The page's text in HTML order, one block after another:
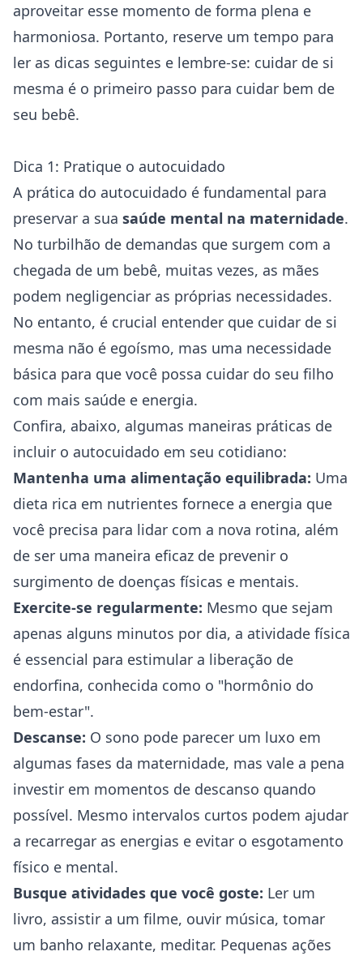
aproveitar esse momento de forma plena e
harmoniosa. Portanto, reserve um tempo para
ler as dicas seguintes e lembre-se: cuidar de si
mesma é o primeiro passo para cuidar bem de
seu bebê.
Dica 1: Pratique o autocuidado
A prática do autocuidado é fundamental para
preservar a sua saúde mental na maternidade.
No turbilhão de demandas que surgem com a
chegada de um bebê, muitas vezes, as mães
podem negligenciar as próprias necessidades.
No entanto, é crucial entender que cuidar de si
mesma não é egoísmo, mas uma necessidade
básica para que você possa cuidar do seu filho
com mais saúde e energia.
Confira, abaixo, algumas maneiras práticas de
incluir o autocuidado em seu cotidiano:
Mantenha uma alimentação equilibrada: Uma
dieta rica em nutrientes fornece a energia que
você precisa para lidar com a nova rotina, além
de ser uma maneira eficaz de prevenir o
surgimento de doenças físicas e mentais.
Exercite-se regularmente: Mesmo que sejam
apenas alguns minutos por dia, a atividade física
é essencial para estimular a liberação de
endorfina, conhecida como o "hormônio do
bem-estar".
Descanse: O sono pode parecer um luxo em
algumas fases da maternidade, mas vale a pena
investir em momentos de descanso quando
possível. Mesmo intervalos curtos podem ajudar
a recarregar as energias e evitar o esgotamento
físico e mental.
Busque atividades que você goste: Ler um
livro, assistir a um filme, ouvir música, tomar
um banho relaxante, meditar. Pequenas ações